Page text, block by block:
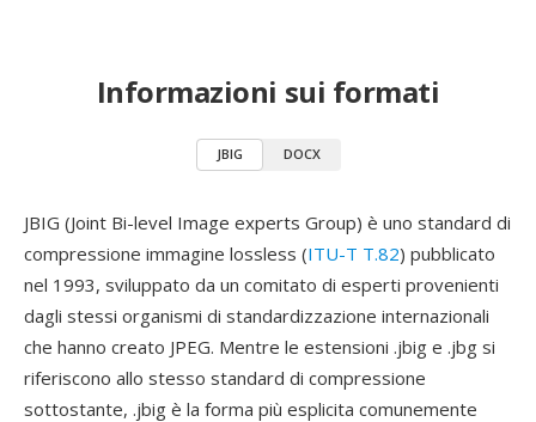
Informazioni sui formati
JBIG DOCX
JBIG (Joint Bi-level Image experts Group) è uno standard di
compressione immagine lossless (ITU-T T.82) pubblicato
nel 1993, sviluppato da un comitato di esperti provenienti
dagli stessi organismi di standardizzazione internazionali
che hanno creato JPEG. Mentre le estensioni .jbig e .jbg si
riferiscono allo stesso standard di compressione
sottostante, .jbig è la forma più esplicita comunemente